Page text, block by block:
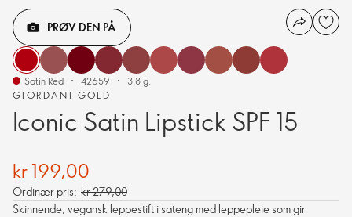
GIORDANI GOLD
Iconic Satin Lipstick SPF 15
PRØV DEN PÅ
Satin Red 42659 3.8 g.
kr 199,00
Ordinær pris: kr 279,00
Skinnende, vegansk leppestift i sateng med leppepleie som gir